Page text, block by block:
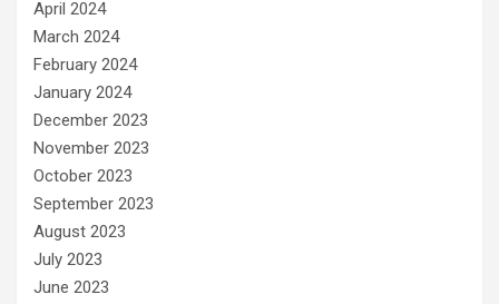
April 2024
March 2024
February 2024
January 2024
December 2023
November 2023
October 2023
September 2023
August 2023
July 2023
June 2023